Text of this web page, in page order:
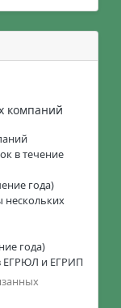
компаний
в течение
года)
нескольких
года)
ЕГРЮЛ и ЕГРИП